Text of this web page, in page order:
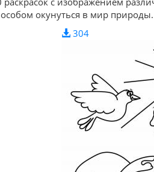
окунуться в мир природы.
304